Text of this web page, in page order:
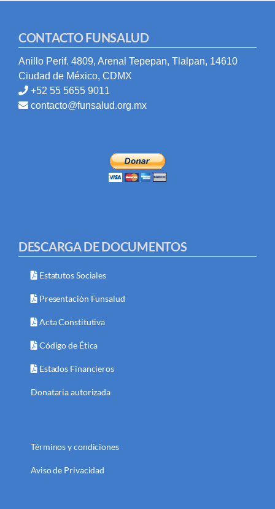
CONTACTO FUNSALUD
Anillo Perif. 4809, Arenal Tepepan, Tlalpan, 14610
Ciudad de México, CDMX
+52 55 5655 9011
contacto@funsalud.org.mx
DESCARGA DE DOCUMENTOS
Estatutos Sociales
Presentación Funsalud
Acta Constitutiva
Código de Ética
Estados Financieros
Donataria autorizada
Términos y condiciones
Aviso de Privacidad